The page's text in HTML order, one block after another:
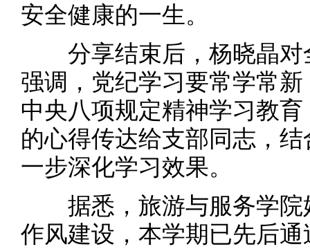
安全健康的一生。
分享结束后，杨晓晶对
强调，党纪学习要常学常
中央八项规定精神学习教
的心得传达给支部同志，
一步深化学习效果。
据悉，旅游与服务学院
作风建设，本学期已先后